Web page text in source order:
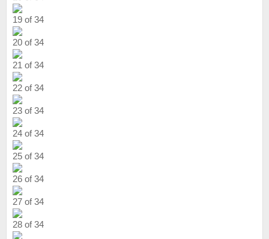
19 of 34
20 of 34
21 of 34
22 of 34
23 of 34
24 of 34
25 of 34
26 of 34
27 of 34
28 of 34